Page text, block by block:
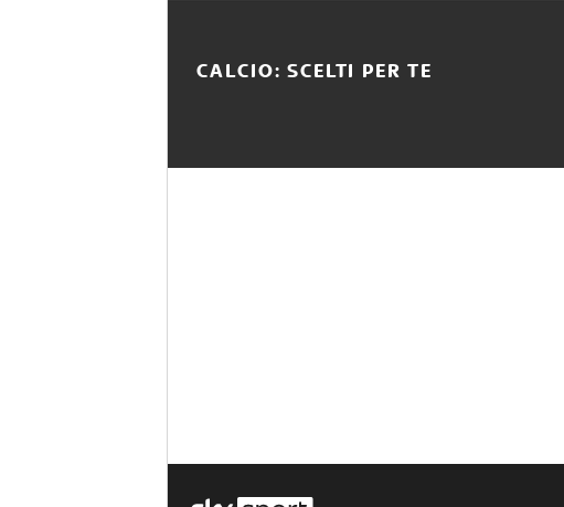
CALCIO: SCELTI PER TE